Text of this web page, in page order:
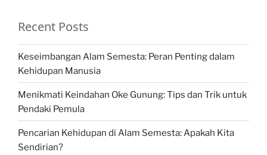
Recent Posts
Keseimbangan Alam Semesta: Peran Penting dalam
Kehidupan Manusia
Menikmati Keindahan Oke Gunung: Tips dan Trik untuk
Pendaki Pemula
Pencarian Kehidupan di Alam Semesta: Apakah Kita
Sendirian?